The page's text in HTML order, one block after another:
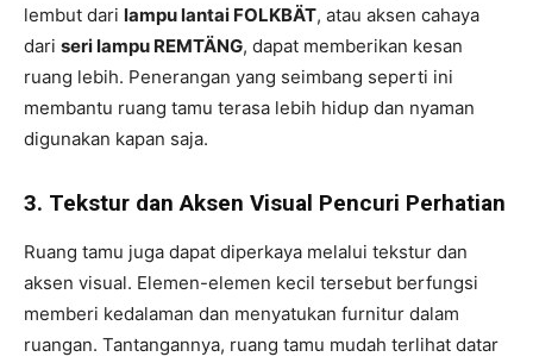
lembut dari lampu lantai FOLKBÄT, atau aksen cahaya
dari seri lampu REMTÄNG, dapat memberikan kesan
ruang lebih. Penerangan yang seimbang seperti ini
membantu ruang tamu terasa lebih hidup dan nyaman
digunakan kapan saja.
3. Tekstur dan Aksen Visual Pencuri Perhatian
Ruang tamu juga dapat diperkaya melalui tekstur dan
aksen visual. Elemen-elemen kecil tersebut berfungsi
memberi kedalaman dan menyatukan furnitur dalam
ruangan. Tantangannya, ruang tamu mudah terlihat datar